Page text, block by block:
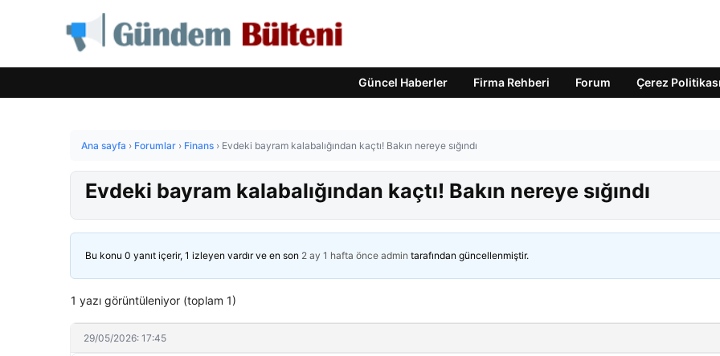
Güncel Haberler Firma Rehberi Forum Çerez Politikası
Ana sayfa › Forumlar › Finans › Evdeki bayram kalabalığından kaçtı! Bakın nereye sığındı
Evdeki bayram kalabalığından kaçtı! Bakın nereye sığındı
Bu konu 0 yanıt içerir, 1 izleyen vardır ve en son 2 ay 1 hafta önce admin tarafından güncellenmiştir.
1 yazı görüntüleniyor (toplam 1)
29/05/2026: 17:45